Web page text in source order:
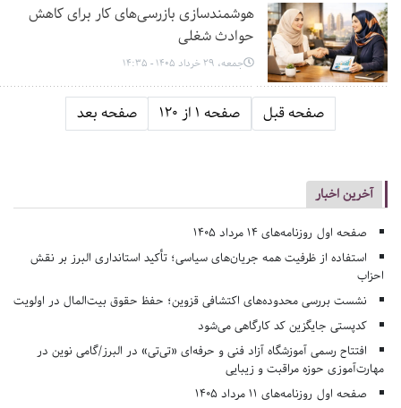
هوشمندسازی بازرسی‌های کار برای کاهش
حوادث شغلی
جمعه، 29 خرداد 1405 - 14:35
صفحه قبل صفحه 1 از 120 صفحه بعد
آخرین اخبار
صفحه اول روزنامه‌های 14 مرداد 1405
استفاده از ظرفیت همه جریان‌های سیاسی؛ تأکید استانداری البرز بر نقش
احزاب
نشست بررسی محدوده‌های اکتشافی قزوین؛ حفظ حقوق بیت‌المال در اولویت
کدپستی جایگزین کد کارگاهی می‌شود
افتتاح رسمی آموزشگاه آزاد فنی و حرفه‌ای «تی‌تی» در البرز/گامی نوین در
مهارت‌آموزی حوزه مراقبت و زیبایی
صفحه اول روزنامه‌های 11 مرداد 1405